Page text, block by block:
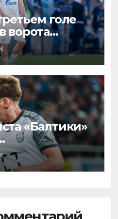
голе
ворота
«Напомнил
что
такой
«Балтики»
сборную
по версии
МАТЧ